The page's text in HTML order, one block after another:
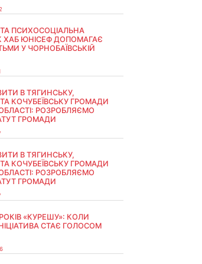
ТА ПСИХОСОЦІАЛЬНА
ХАБ ЮНІСЕФ ДОПОМАГАЄ
У ЧОРНОБАЇВСЬКІЙ
В ТЯГИНСЬКУ,
КОЧУБЕЇВСЬКУ ГРОМАДИ
РОЗРОБЛЯЄМО
ГРОМАДИ
В ТЯГИНСЬКУ,
КОЧУБЕЇВСЬКУ ГРОМАДИ
РОЗРОБЛЯЄМО
ГРОМАДИ
«КУРЕШУ»: КОЛИ
СТАЄ ГОЛОСОМ